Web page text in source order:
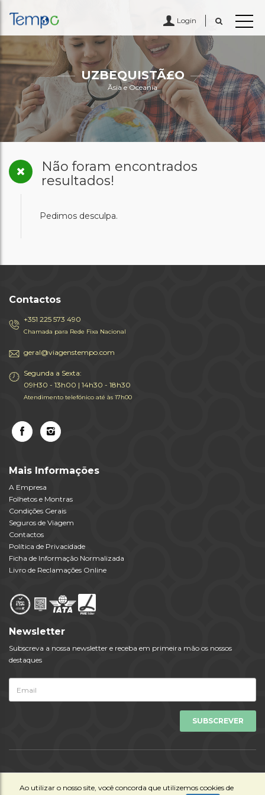
Login
UZBEQUISTÃ£O
Ãsia e Oceania
Não foram encontrados
resultados!
Pedimos desculpa.
Contactos
+351 225 573 490
Chamada para Rede Fixa Nacional
geral@viagenstempo.com
Segunda a Sexta:
09H30 - 13h00 | 14h30 - 18h30
Atendimento telefónico até às 17h00
Mais Informações
A Empresa
Folhetos e Montras
Condições Gerais
Seguros de Viagem
Contactos
Política de Privacidade
Ficha de Informação Normalizada
Livro de Reclamações Online
Newsletter
Subscreva a nossa newsletter e receba em primeira mão os nossos
destaques
Todos os Direitos Reservados © Viagens Tempo 2023 | Powered by
Ao utilizar o nosso site, você concorda que utilizemos cookies de